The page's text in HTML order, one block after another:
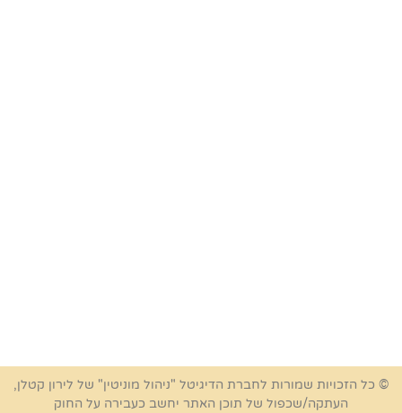
שמורות לחברת הדיגיטל "ניהול מוניטין" של לירון קטלן,
שכפול של תוכן האתר יחשב כעבירה על החוק